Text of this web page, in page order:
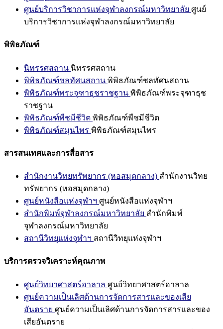
ศูนย์บริการวิชาการแห่งจุฬาลงกรณ์มหาวิทยาลัย ศูนย์
บริการวิชาการแห่งจุฬาลงกรณ์มหาวิทยาลัย
พิพิธภัณฑ์
นิทรรศสถาน นิทรรศสถาน
พิพิธภัณฑ์ชลทัศนสถาน พิพิธภัณฑ์ชลทัศนสถาน
พิพิธภัณฑ์พระจุฑาธุชราชฐาน พิพิธภัณฑ์พระจุฑาธุช
ราชฐาน
พิพิธภัณฑ์พืชมีชีวิต พิพิธภัณฑ์พืชมีชีวิต
พิพิธภัณฑ์สมุนไพร พิพิธภัณฑ์สมุนไพร
สารสนเทศและการสื่อสาร
สำนักงานวิทยทรัพยากร (หอสมุดกลาง) สำนักงานวิทย
ทรัพยากร (หอสมุดกลาง)
ศูนย์หนังสือแห่งจุฬาฯ ศูนย์หนังสือแห่งจุฬาฯ
สำนักพิมพ์จุฬาลงกรณ์มหาวิทยาลัย สำนักพิมพ์
จุฬาลงกรณ์มหาวิทยาลัย
สถานีวิทยุแห่งจุฬาฯ สถานีวิทยุแห่งจุฬาฯ
บริการตรวจวิเคราะห์คุณภาพ
ศูนย์วิทยาศาสตร์ฮาลาล ศูนย์วิทยาศาสตร์ฮาลาล
ศูนย์ความเป็นเลิศด้านการจัดการสารและของเสีย
อันตราย ศูนย์ความเป็นเลิศด้านการจัดการสารและของ
เสียอันตราย